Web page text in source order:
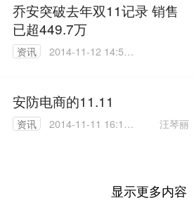
乔安突破去年双11记录 销售
已超449.7万
资讯
2014-11-12 14:56:
安防电商的11.11
资讯
2014-11-11 16:10:
汪琴丽
显示更多内容